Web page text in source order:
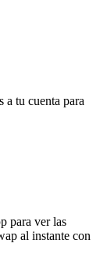
a tu cuenta para
para ver las
al instante con